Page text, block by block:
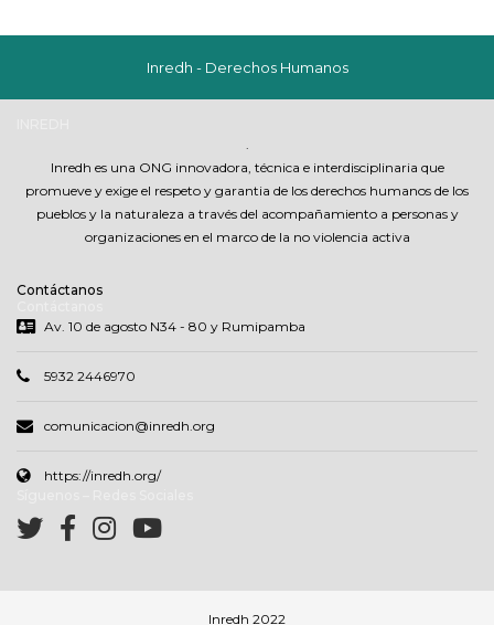
Inredh - Derechos Humanos
Inredh es una ONG innovadora, técnica e interdisciplinaria que
promueve y exige el respeto y garantia de los derechos humanos de los
pueblos y la naturaleza a través del acompañamiento a personas y
organizaciones en el marco de la no violencia activa
Contáctanos
Av. 10 de agosto N34 - 80 y Rumipamba
5932 2446970
comunicacion@inredh.org
https://inredh.org/
Inredh 2022